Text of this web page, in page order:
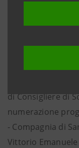
del Consiglio di
gli esercizi 2010/
dell’Assemblea
di Consigliere di
numerazione
- Compagnia di
Vittorio Emanuele